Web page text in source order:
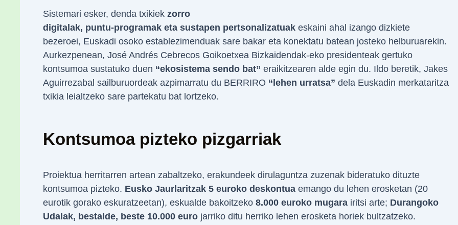
Sistemari esker, denda txikiek zorro
digitalak, puntu-programak eta sustapen pertsonalizatuakeskaini ahal izango dizkiete
bezeroei, Euskadi osoko establezimenduak sare bakar eta konektatu batean josteko helburuarekin.
Aurkezpenean, José Andrés Cebrecos Goikoetxea Bizkaidendak-eko presidenteak gertuko
kontsumoa sustatuko duen “ekosistema sendo bat” eraikitzearen alde egin du. Ildo beretik, Jakes
Aguirrezabal sailburuordeak azpimarratu du BERRIRO “lehen urratsa” dela Euskadin merkataritza
txikia leialtzeko sare partekatu bat lortzeko.
Kontsumoa pizteko pizgarriak
Proiektua herritarren artean zabaltzeko, erakundeek dirulaguntza zuzenak bideratuko dituzte
kontsumoa pizteko. Eusko Jaurlaritzak 5 euroko deskontuaemango du lehen erosketan (20
eurotik gorako eskuratzeetan), eskualde bakoitzeko 8.000 euroko mugarairitsi arte; Durangoko
Udalak, bestalde, beste 10.000 eurojarriko ditu herriko lehen erosketa horiek bultzatzeko.